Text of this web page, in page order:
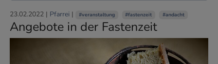
23.02.2022 | Pfarrei | #veranstaltung #fastenzeit #andacht
Angebote in der Fastenzeit